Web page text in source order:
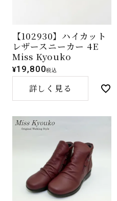
【102930】ハイカット
レザースニーカー 4E
Miss Kyouko
¥19,800税込
詳しく見る